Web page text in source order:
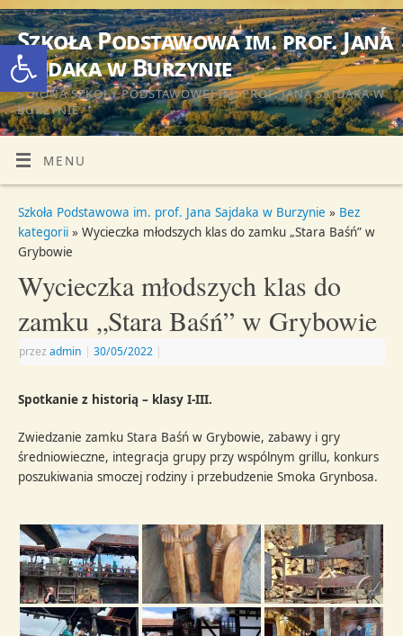
Otwórz pasek narzędzi
Szkoła Podstawowa im. prof. Jana
Sajdaka w Burzynie
STRONA SZKOŁY PODSTAWOWEJ IM. PROF. JANA SAJDAKA W
BURZYNIE
MENU
Szkoła Podstawowa im. prof. Jana Sajdaka w Burzynie » Bez
kategorii » Wycieczka młodszych klas do zamku „Stara Baśń” w
Grybowie
Wycieczka młodszych klas do
zamku „Stara Baśń” w Grybowie
przezadmin | 30/05/2022 |
Spotkanie z historią – klasy I-III.
Zwiedzanie zamku Stara Baśń w Grybowie, zabawy i gry
średniowieczne, integracja grupy przy wspólnym grillu, konkurs
poszukiwania smoczej rodziny i przebudzenie Smoka Grynbosa.